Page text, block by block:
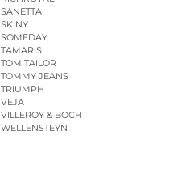
SANETTA
SKINY
SOMEDAY
TAMARIS
TOM TAILOR
TOMMY JEANS
TRIUMPH
VEJA
VILLEROY & BOCH
WELLENSTEYN